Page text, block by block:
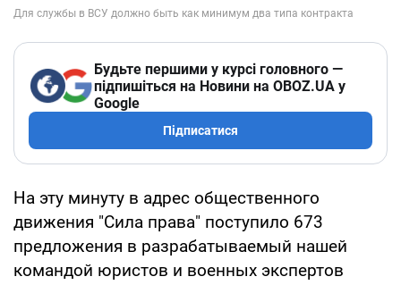
Будьте першими у курсі головного —
підпишіться на Новини на OBOZ.UA у
Google
Підписатися
На эту минуту в адрес общественного
движения "Сила права" поступило 673
предложения в разрабатываемый нашей
командой юристов и военных экспертов